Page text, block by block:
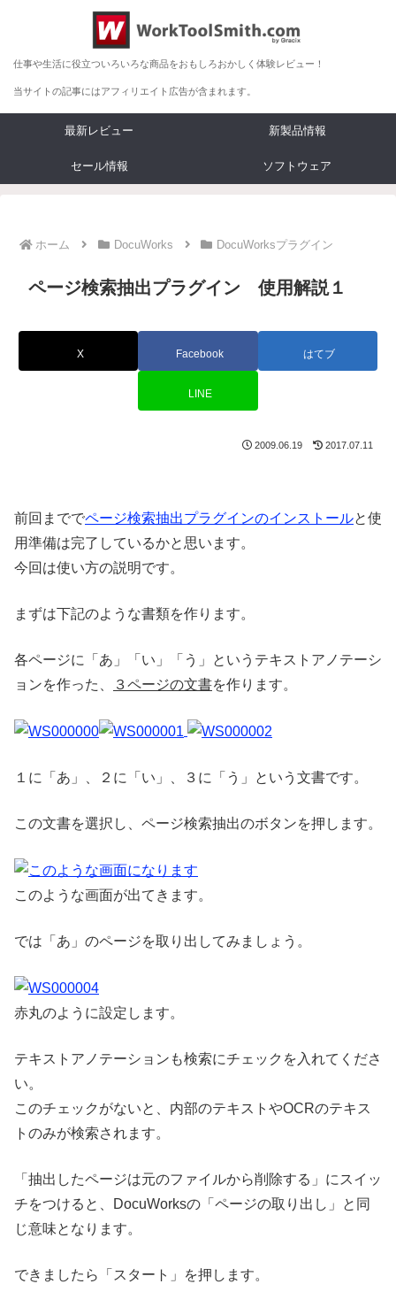
仕事や生活に役立ついろいろな商品をおもしろおかしく体験レビュー！
当サイトの記事にはアフィリエイト広告が含まれます。
最新レビュー 新製品情報
セール情報 ソフトウェア
ホーム DocuWorks DocuWorksプラグイン
ページ検索抽出プラグイン 使用解説１
X Facebook はてブ
LINE
2009.06.19 2017.07.11
前回まででページ検索抽出プラグインのインストールと使
用準備は完了しているかと思います。
今回は使い方の説明です。
まずは下記のような書類を作ります。
各ページに「あ」「い」「う」というテキストアノテーシ
ョンを作った、
３ページの文書を作ります。
１に「あ」、２に「い」、３に「う」という文書です。
この文書を選択し、ページ検索抽出のボタンを押します。
このような画面が出てきます。
では「あ」のページを取り出してみましょう。
赤丸のように設定します。
テキストアノテーションも検索にチェックを入れてくださ
い。
このチェックがないと、内部のテキストやOCRのテキス
トのみが検索されます。
「抽出したページは元のファイルから削除する」にスイッ
チをつけると、DocuWorksの「ページの取り出し」と同
じ意味となります。
できましたら「スタート」を押します。